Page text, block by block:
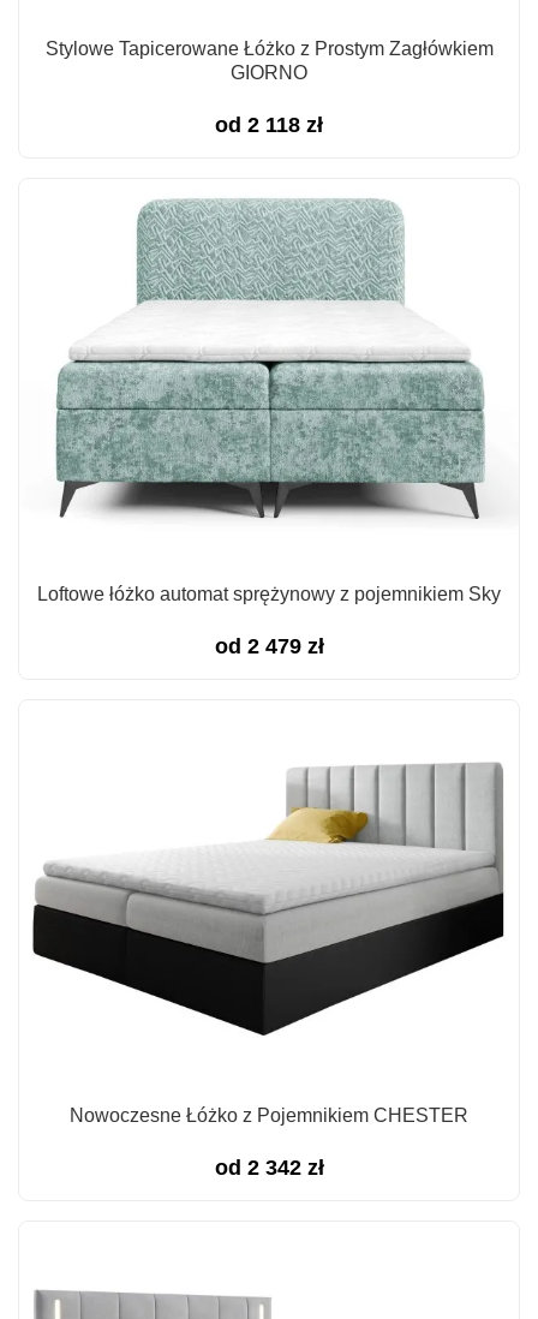
Stylowe Tapicerowane Łóżko z Prostym Zagłówkiem
GIORNO
od 2 118 zł
Loftowe łóżko automat sprężynowy z pojemnikiem Sky
od 2 479 zł
Nowoczesne Łóżko z Pojemnikiem CHESTER
od 2 342 zł